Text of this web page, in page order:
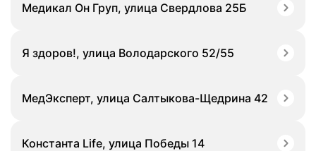
Медикал Он Груп, улица Свердлова 25Б
Я здоров!, улица Володарского 52/55
МедЭксперт, улица Салтыкова-Щедрина 42
Константа Life, улица Победы 14